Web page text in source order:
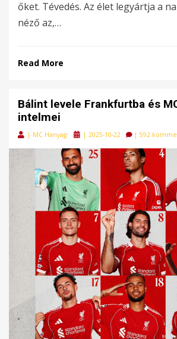
őket. Tévedés. Az élet legyártja a
néző az,…
Read More
Bálint levele Frankfurtba és
intelmei
| MC Hanyag
Posted
| 2025-10-22 | 592